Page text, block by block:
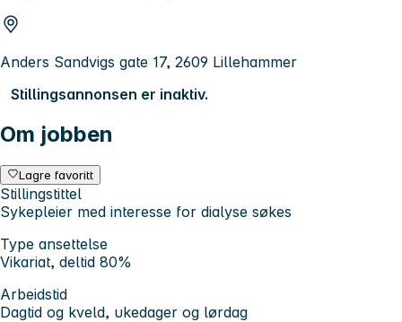
Anders Sandvigs gate 17, 2609 Lillehammer
Stillingsannonsen er inaktiv.
Om jobben
Lagre favoritt
Stillingstittel
Sykepleier med interesse for dialyse søkes
Type ansettelse
Vikariat, deltid 80%
Arbeidstid
Dagtid og kveld, ukedager og lørdag